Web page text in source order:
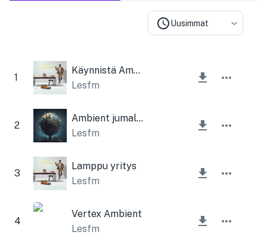
Uusimmat
1
Käynnistä Ambient
Lesfm
2
Ambient jumalanpalvelus
Lesfm
3
Lamppu yritys
Lesfm
4
Vertex Ambient
Lesfm